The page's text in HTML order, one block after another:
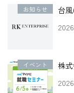
お知らせ
台
イベント
株